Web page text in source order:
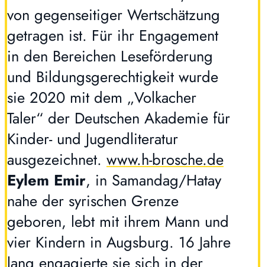
von gegenseitiger Wertschätzung
getragen ist. Für ihr Engagement
in den Bereichen Leseförderung
und Bildungsgerechtigkeit wurde
sie 2020 mit dem „Volkacher
Taler“ der Deutschen Akademie für
Kinder- und Jugendliteratur
ausgezeichnet. www.h-brosche.de
Eylem Emir, in Samandag/Hatay
nahe der syrischen Grenze
geboren, lebt mit ihrem Mann und
vier Kindern in Augsburg. 16 Jahre